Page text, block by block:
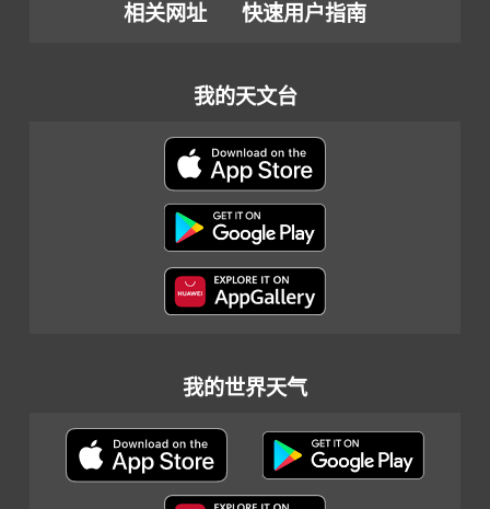
相关网址
快速用户指南
我的天文台
我的世界天气